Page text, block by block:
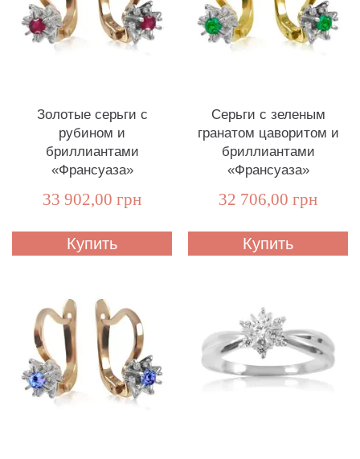
Золотые серьги с
рубином и
бриллиантами
«Франсуаза»
33 902,00 грн
Купить
Серьги с зеленым
гранатом цаворитом и
бриллиантами
«Франсуаза»
32 706,00 грн
Купить